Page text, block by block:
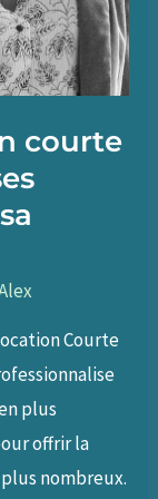
courte
Courte
plus
offrir la
nombreux.